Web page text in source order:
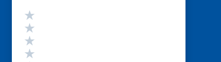
Valutazione